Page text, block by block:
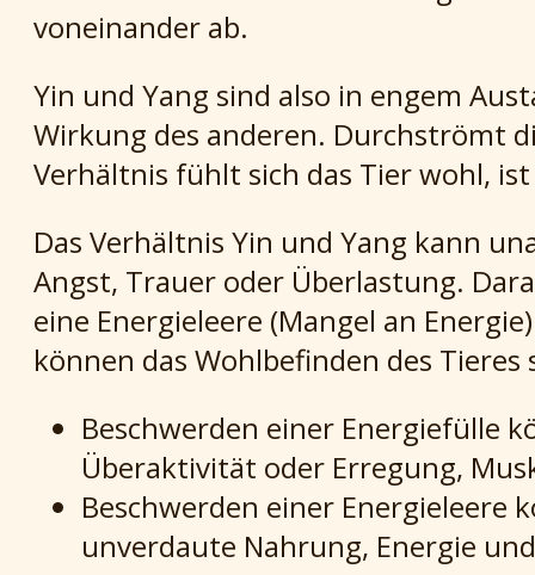
voneinander ab.
Yin und Yang sind also in engem
Wirkung des anderen. Durchströmt
Verhältnis fühlt sich das Tier wohl,
Das Verhältnis Yin und Yang kann
Angst, Trauer oder Überlastung.
eine Energieleere (Mangel an
können das Wohlbefinden des
Beschwerden einer Energiefülle
Überaktivität oder Erregung,
Beschwerden einer Energieleere
unverdaute Nahrung, Energie